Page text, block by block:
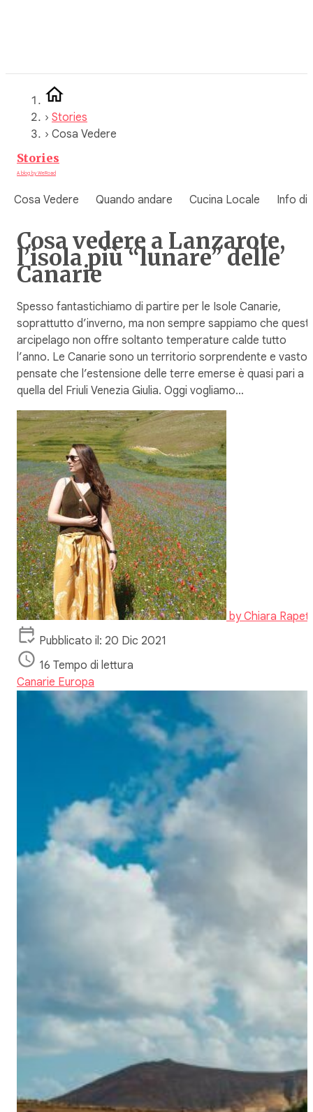
› Stories
› Cosa Vedere
Stories
A blog by WeRoad
Cosa Vedere Quando andare Cucina Locale Info di
Cosa vedere a Lanzarote,
l’isola più “lunare” delle
Canarie
Spesso fantastichiamo di partire per le Isole Canarie,
soprattutto d’inverno, ma non sempre sappiamo che
arcipelago non offre soltanto temperature calde tutto
l’anno. Le Canarie sono un territorio sorprendente e vasto,
pensate che l’estensione delle terre emerse è quasi pari a
quella del Friuli Venezia Giulia. Oggi vogliamo…
byChiara
Pubblicato il: 20 Dic 2021
16 Tempo di lettura
Canarie Europa